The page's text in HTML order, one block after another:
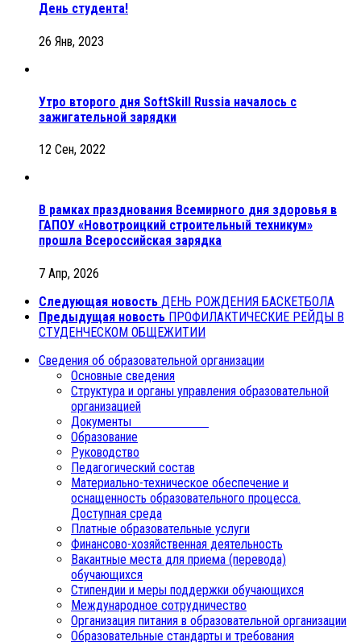
День студента!
26 Янв, 2023
Утро второго дня SoftSkill Russia началось с
зажигательной зарядки
12 Сен, 2022
В рамках празднования Всемирного дня здоровья в
ГАПОУ «Новотроицкий строительный техникум»
прошла Всероссийская зарядка
7 Апр, 2026
Следующая новость ДЕНЬ РОЖДЕНИЯ БАСКЕТБОЛА
Предыдущая новость ПРОФИЛАКТИЧЕСКИЕ РЕЙДЫ В
СТУДЕНЧЕСКОМ ОБЩЕЖИТИИ
Сведения об образовательной организации
Основные сведения
Структура и органы управления образовательной
организацией
Документы
Образование
Руководство
Педагогический состав
Материально-техническое обеспечение и
оснащенность образовательного процесса.
Доступная среда
Платные образовательные услуги
Финансово-хозяйственная деятельность
Вакантные места для приема (перевода)
обучающихся
Стипендии и меры поддержки обучающихся
Международное сотрудничество
Организация питания в образовательной организации
Образовательные стандарты и требования